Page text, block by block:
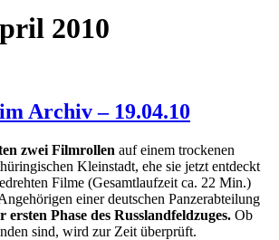
2010
Archiv – 19.04.10
zwei Filmrollen auf einem trockenen
Kleinstadt, ehe sie jetzt entdeckt
Filme (Gesamtlaufzeit ca. 22 Min.)
einer deutschen Panzerabteilung
ersten Phase des Russlandfeldzuges. Ob
sind, wird zur Zeit überprüft.